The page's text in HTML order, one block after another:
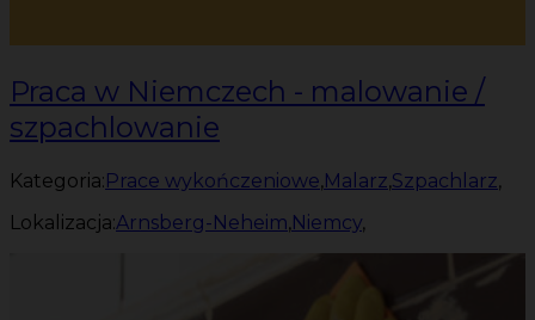
Praca w Niemczech - malowanie /
szpachlowanie
Kategoria: Prace wykończeniowe,Malarz,Szpachlarz,
Lokalizacja:Arnsberg-Neheim,Niemcy,